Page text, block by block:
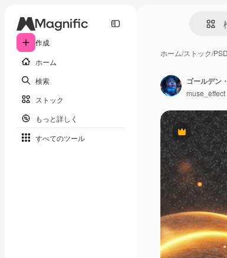
作成
ホーム
検索
ストック
もっと詳しく
すべてのツール
ホーム/ストック/PSD
Premium
ゴールデン
muse_effect